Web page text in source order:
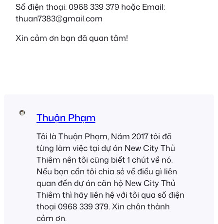
Số điện thoại: 0968 339 379 hoặc Email:
thuan7383@gmail.com
Xin cảm ơn bạn đã quan tâm!
Thuận Phạm
Tôi là Thuận Phạm, Năm 2017 tôi đã
từng làm việc tại dự án New City Thủ
Thiêm nên tôi cũng biết 1 chút về nó.
Nếu bạn cần tôi chia sẻ về điều gì liên
quan đến dự án căn hộ New City Thủ
Thiêm thì hãy liên hệ với tôi qua số điện
thoại 0968 339 379. Xin chân thành
cảm ơn.